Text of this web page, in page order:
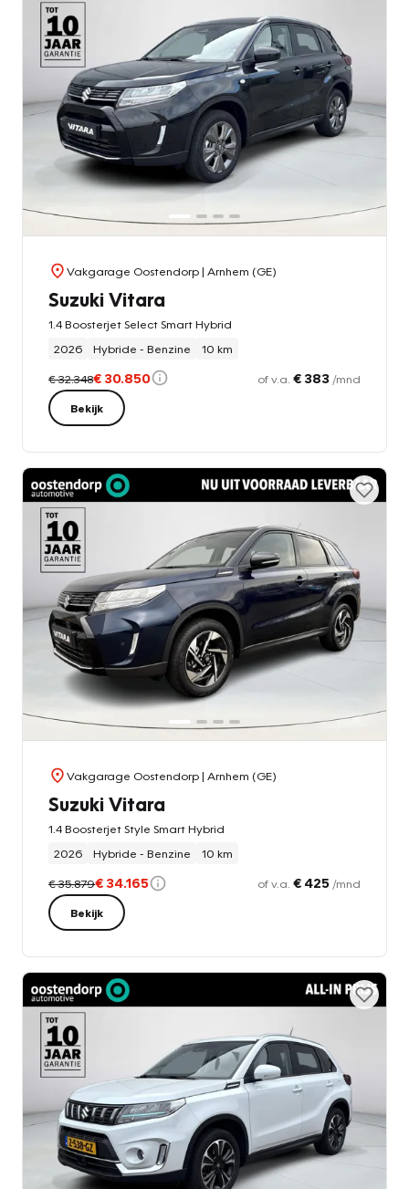
Vakgarage Oostendorp| Arnhem (GE)
Suzuki Vitara
1.4 Boosterjet Select Smart Hybrid
2026
Hybride - Benzine 10 km
€ 32.348€ 30.850 of v.a. € 383 /mnd
Bekijk
Vakgarage Oostendorp| Arnhem (GE)
Suzuki Vitara
1.4 Boosterjet Style Smart Hybrid
2026
Hybride - Benzine 10 km
€ 35.879€ 34.165 of v.a. € 425 /mnd
Bekijk